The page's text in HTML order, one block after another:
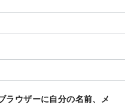
ラウザーに自分の名前、メ